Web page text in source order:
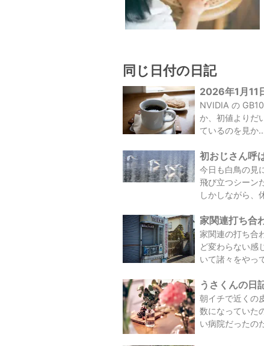
同じ日付の日記
2026年1月11
NVIDIA の
か、初値よりだ
ているのを見か
初おじさん呼
今日も白鳥の見
飛び立つシーン
しかしながら、
家関連打ち合
家関連の打ち合
ど変わらない感
いて諸々をやっ
うさくんの日
朝イチで近くの
数になっていた
い病院だったの